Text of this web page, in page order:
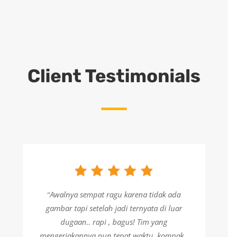
Client Testimonials
“Awalnya sempat ragu karena tidak ada
gambar tapi setelah jadi ternyata di luar
dugaan.. rapi , bagus! Tim yang